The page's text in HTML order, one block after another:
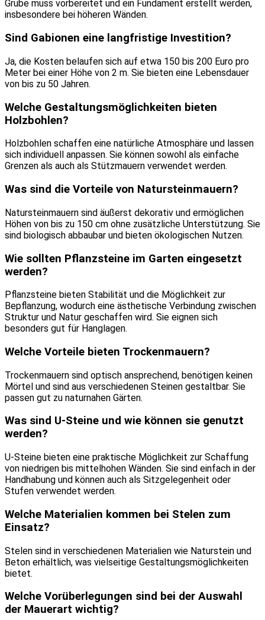
Grube muss vorbereitet und ein Fundament erstellt werden,
insbesondere bei höheren Wänden.
Sind Gabionen eine langfristige Investition?
Ja, die Kosten belaufen sich auf etwa 150 bis 200 Euro pro
Meter bei einer Höhe von 2 m. Sie bieten eine Lebensdauer
von bis zu 50 Jahren.
Welche Gestaltungsmöglichkeiten bieten
Holzbohlen?
Holzbohlen schaffen eine natürliche Atmosphäre und lassen
sich individuell anpassen. Sie können sowohl als einfache
Grenzen als auch als Stützmauern verwendet werden.
Was sind die Vorteile von Natursteinmauern?
Natursteinmauern sind äußerst dekorativ und ermöglichen
Höhen von bis zu 150 cm ohne zusätzliche Unterstützung. Sie
sind biologisch abbaubar und bieten ökologischen Nutzen.
Wie sollten Pflanzsteine im Garten eingesetzt
werden?
Pflanzsteine bieten Stabilität und die Möglichkeit zur
Bepflanzung, wodurch eine ästhetische Verbindung zwischen
Struktur und Natur geschaffen wird. Sie eignen sich
besonders gut für Hanglagen.
Welche Vorteile bieten Trockenmauern?
Trockenmauern sind optisch ansprechend, benötigen keinen
Mörtel und sind aus verschiedenen Steinen gestaltbar. Sie
passen gut zu naturnahen Gärten.
Was sind U-Steine und wie können sie genutzt
werden?
U-Steine bieten eine praktische Möglichkeit zur Schaffung
von niedrigen bis mittelhohen Wänden. Sie sind einfach in der
Handhabung und können auch als Sitzgelegenheit oder
Stufen verwendet werden.
Welche Materialien kommen bei Stelen zum
Einsatz?
Stelen sind in verschiedenen Materialien wie Naturstein und
Beton erhältlich, was vielseitige Gestaltungsmöglichkeiten
bietet.
Welche Vorüberlegungen sind bei der Auswahl
der Mauerart wichtig?